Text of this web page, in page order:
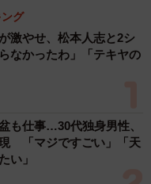
グ
激やせ、松本人志と2シ
なかったわ」「テキヤの
も仕事…30代独身男性、
「マジですごい」「天
い」